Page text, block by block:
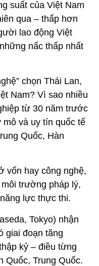
suất của Việt Nam
qua – thấp hơn
lao động Việt
nấc thấp nhất
chọn Thái Lan,
Nam? Vì sao nhiều
từ 30 năm trước
mô và uy tín quốc tế
Quốc, Hàn
vốn hay công nghệ,
trường pháp lý,
lực thực thi.
Tokyo) nhận
giai đoạn tăng
kỷ – điều từng
Quốc, Trung Quốc.